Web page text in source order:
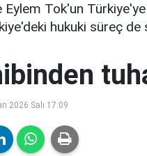
Eylem Tok'un
hukuki süreç de
2026 Salı 17:09